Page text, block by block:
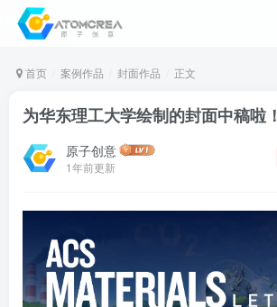
首页 案例作品 封面作品 正文
为华东理工大学绘制的封面中稿啦！
原子创意
1年前更新